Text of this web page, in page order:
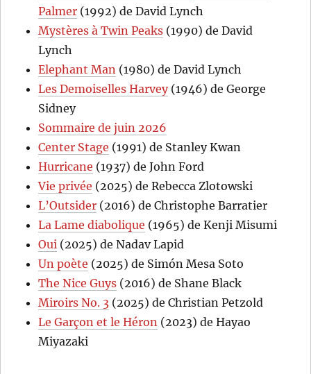
Palmer (1992) de David Lynch
Mystères à Twin Peaks (1990) de David
Lynch
Elephant Man (1980) de David Lynch
Les Demoiselles Harvey(1946) de George
Sidney
Sommaire de juin 2026
Center Stage (1991) de Stanley Kwan
Hurricane (1937) de John Ford
Vie privée (2025) de Rebecca Zlotowski
L’Outsider (2016) de Christophe Barratier
La Lame diabolique (1965) de Kenji Misumi
Oui (2025) de Nadav Lapid
Un poète (2025) de Simón Mesa Soto
The Nice Guys (2016) de Shane Black
Miroirs No. 3 (2025) de Christian Petzold
Le Garçon et le Héron (2023) de Hayao
Miyazaki